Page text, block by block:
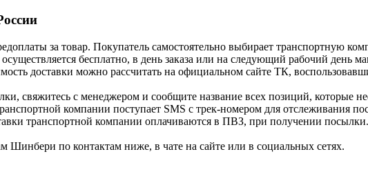
за товар. Покупатель самостоятельно выбирает транспортную
бесплатно, в день заказа или на следующий рабочий день
доставки можно рассчитать на официальном сайте ТК,
свяжитесь с менеджером и сообщите название всех позиций, которые
компании поступает SMS с трек-номером для отслеживания
транспортной компании оплачиваются в ПВЗ, при получении
по контактам ниже, в чате на сайте или в социальных сетях.